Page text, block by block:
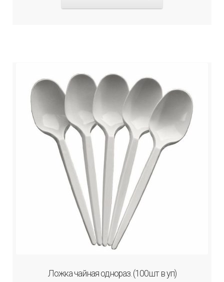
Ложка чайная однораз. (100шт в уп)